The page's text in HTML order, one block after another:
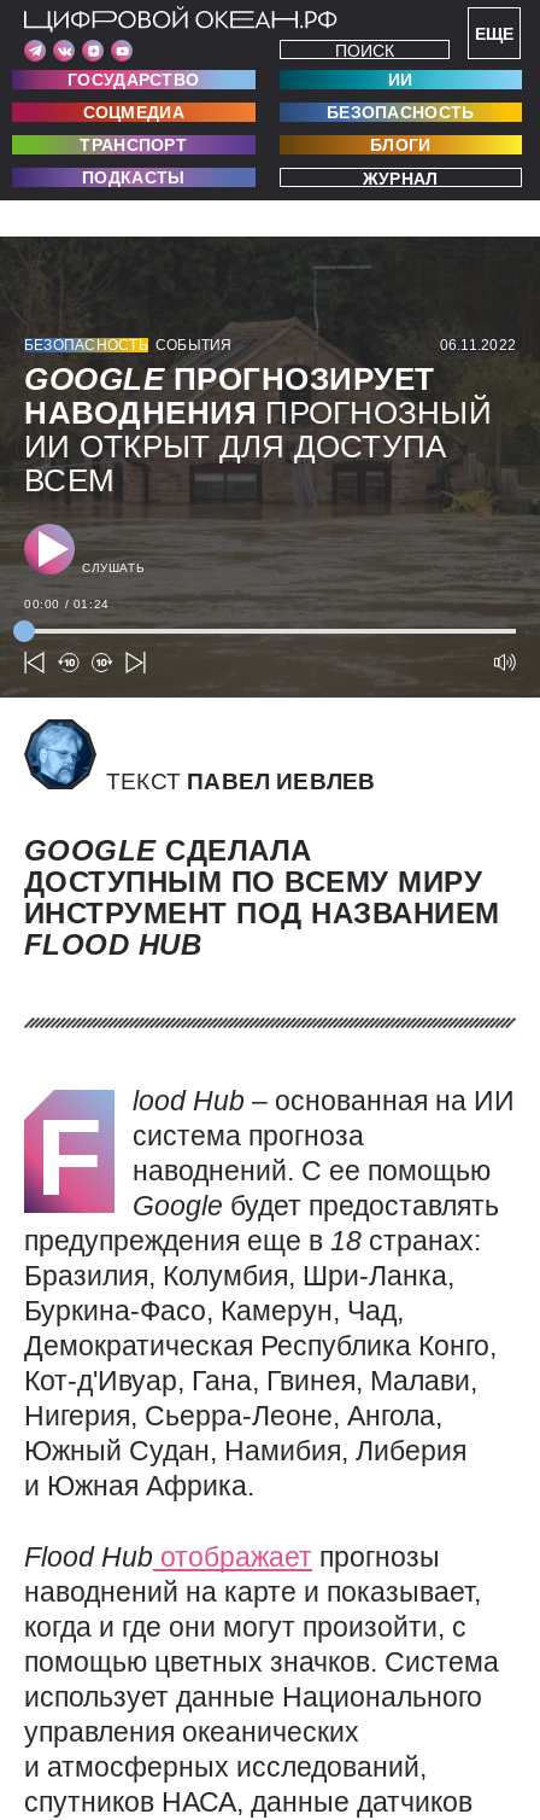
ЕЩЕ
ПОИСК
ГОСУДАРСТВО
ИИ
СОЦМЕДИА
БЕЗОПАСНОСТЬ
ТРАНСПОРТ
БЛОГИ
ПОДКАСТЫ
ЖУРНАЛ
БЕЗОПАСНОСТЬ СОБЫТИЯ 06.11.2022
GOOGLEПРОГНОЗИРУЕТ
НАВОДНЕНИЯ ПРОГНОЗНЫЙ
ИИ ОТКРЫТ ДЛЯ ДОСТУПА
ВСЕМ
СЛУШАТЬ
00:00 / 01:24
ТЕКСТ ПАВЕЛ ИЕВЛЕВ
GOOGLE СДЕЛАЛА
ДОСТУПНЫМ ПО ВСЕМУ МИРУ
ИНСТРУМЕНТ ПОД НАЗВАНИЕМ
FLOOD HUB
F lood Hub – основанная на ИИ
система прогноза
наводнений. С ее помощью
Google будет предоставлять
предупреждения еще в 18 странах:
Бразилия, Колумбия, Шри-Ланка,
Буркина-Фасо, Камерун, Чад,
Демократическая Республика Конго,
Кот-д'Ивуар, Гана, Гвинея, Малави,
Нигерия, Сьерра-Леоне, Ангола,
Южный Судан, Намибия, Либерия
и Южная Африка.
Flood Hub отображает прогнозы
наводнений на карте и показывает,
когда и где они могут произойти, с
помощью цветных значков. Система
использует данные Национального
управления океанических
и атмосферных исследований,
спутников НАСА, данные датчиков